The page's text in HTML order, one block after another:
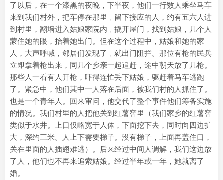
了以后，在一个漆黑的夜晚，下半夜，他们一行数人乘坐马车
来到我们村外，把车停在那里，留下接应的人，约有五六人进
到村里，翻墙进入姑娘家院内，撬开屋门，找到姑娘，几个人
蒙住她的眼，抬着她出门。但在这个过程中，姑娘和她的家
人，大声呼喊，邻居们发现了，就出门阻拦。那位有枪的民兵
立即拿着枪出来，同几个乡亲一起追赶，途中朝天放了几枪。
那些人一看有人开枪，吓得连忙丢下姑娘，驱赶着马车逃跑
了。紧急中，他们其中一人落在后面，被我们村的人抓住了。
也是一个青年人。回来审问，他交代了整个事件他们筹备实施
的情况。我们村里的人把他关到红薯窖里（我们家乡的红薯窖
类似于水井。上口仅略宽于人体，下面挖下去，同时向四边扩
大，深约三米。人上下需要梯子。没有梯子，上面再盖住口，
关在里面的人插翅难逃）。后来经过中间人调解，我们这边放
了人，他们也不再来追索姑娘。经过半年或一年，她就离了
婚。